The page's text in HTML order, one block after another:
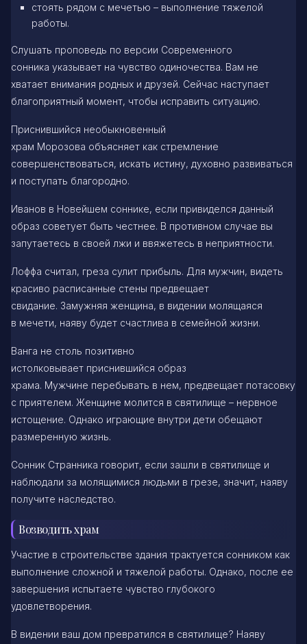
стоять рядом с мечетью – выполнение тяжелой
работы.
Слушать проповедь по версии Современного
сонника указывает на чувство одиночества. Вам не
хватает внимания родных и друзей. Сейчас наступает
благоприятный момент, чтобы исправить ситуацию.
Приснившийся необыкновенный
храм Морозова объясняет как стремление
совершенствоваться, искать истину, духовно развиваться
и поступать благородно.
Иванов в Новейшем соннике, если привиделся данный
образ советует быть честнее. В противном случае вы
запутаетесь в своей лжи и ввяжетесь в неприятности.
Лоффа считал, греза сулит прибыль. Для мужчин, видеть
красиво расписанные стены предвещает
свидание. Замужняя женщина, в видении молящаяся
в мечети, наяву будет счастлива в семейной жизни.
Ванга не столь позитивно
истолковывает приснившийся образ
храма. Мужчине перебывать в нем, предвещает потасовку
с приятелем. Женщине молится в святилище – нервное
истощение. Однако играющие внутри дети обещают
размеренную жизнь.
Сонник Странника говорит, если зашли в святилище и
наблюдали за молящимися людьми в грезе, значит, наяву
получите наследство.
Возводить храм
Участие в строительстве здания трактуется сонником как
выполнение сложной и тяжелой работы. Однако, после ее
завершения испытаете чувство глубокого
удовлетворения.
В видении ваш дом превратился в святилище? Наяву